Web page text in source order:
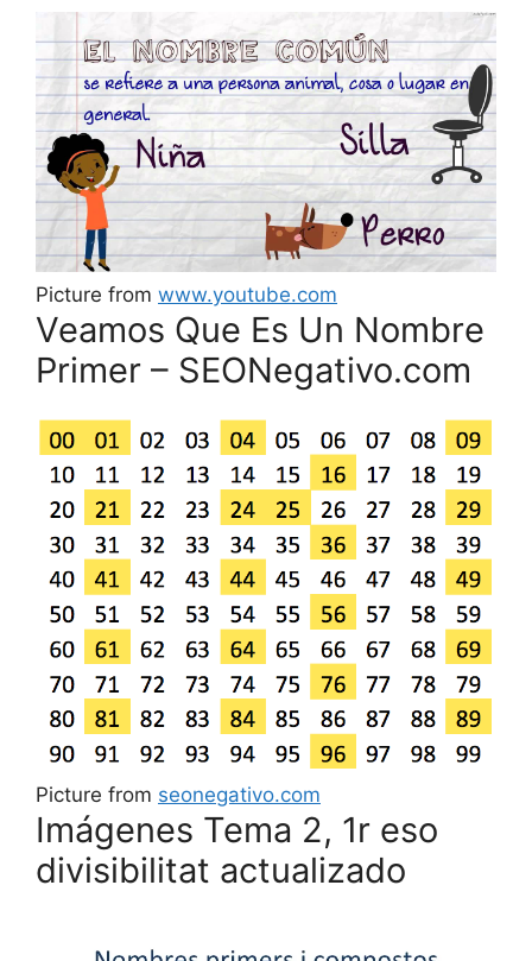
Picture from www.youtube.com
Veamos Que Es Un Nombre
Primer – SEONegativo.com
Picture from seonegativo.com
Imágenes Tema 2, 1r eso
divisibilitat actualizado